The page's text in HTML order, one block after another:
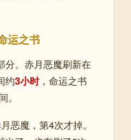
运之书
分。赤月恶魔刷新在
约3小时，命运之书
恶魔，第4次才掉。